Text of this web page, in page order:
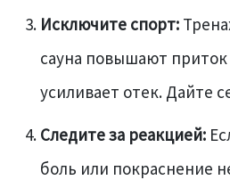
Исключите спорт:
сауна повышают
усиливает отек. Дайте
Следите за реакцией:
боль или покраснение